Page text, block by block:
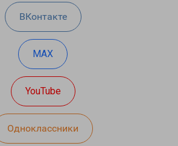
ВКонтакте
MAX
YouTube
Одноклассники